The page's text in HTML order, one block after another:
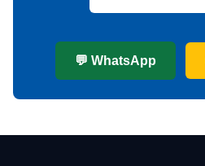
💬 WhatsApp